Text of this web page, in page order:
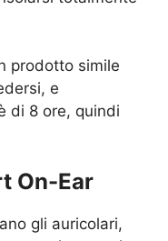
prodotto simile
e
di 8 ore, quindi
On-Ear
gli auricolari,